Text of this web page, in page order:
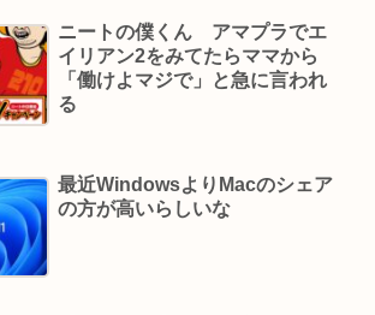
ぎてキレそう
川きよしさん、ライブを前にあたシ
れてガチ切れwww
く パーカー、ハーフパンツに続きボ
も”ダサい”論争に「なんでおじさん
ニートの僕くん アマプラでエ
イリアン2をみてたらママから
「働けよマジで」と急に言われ
る
最近WindowsよりMacのシェア
の方が高いらしいな